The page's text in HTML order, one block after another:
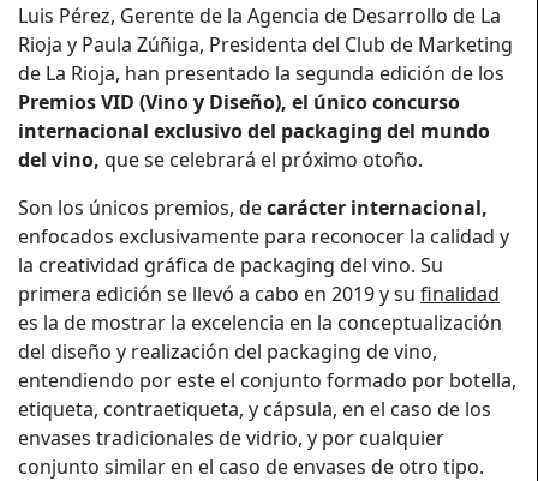
Luis Pérez, Gerente de la Agencia de Desarrollo de La
Rioja y Paula Zúñiga, Presidenta del Club de Marketing
de La Rioja, han presentado la segunda edición de los
Premios VID (Vino y Diseño), el único concurso
internacional exclusivo del packaging del mundo
del vino, que se celebrará el próximo otoño.
Son los únicos premios, decarácter internacional,
enfocados exclusivamente para reconocer la calidad y
la creatividad gráfica de packaging del vino. Su
primera edición se llevó a cabo en 2019 y su finalidad
es la de mostrar la excelencia en la conceptualización
del diseño y realización del packaging de vino,
entendiendo por este el conjunto formado por botella,
etiqueta, contraetiqueta, y cápsula, en el caso de los
envases tradicionales de vidrio, y por cualquier
conjunto similar en el caso de envases de otro tipo.